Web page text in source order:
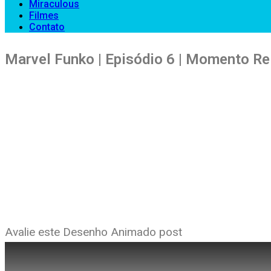
Miraculous
Filmes
Contato
Marvel Funko | Episódio 6 | Momento
Avalie este Desenho Animado post